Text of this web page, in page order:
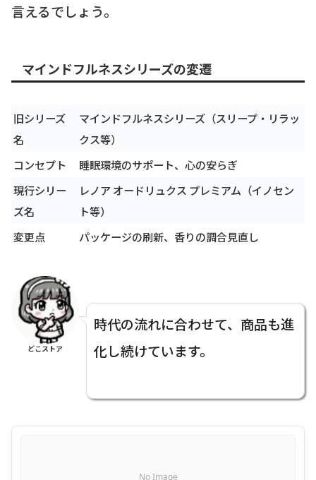
言えるでしょう。
マインドフルネスシリーズの変遷
旧シリーズ
名
マインドフルネスシリーズ（スリープ・リラッ
クス等）
コンセプト
睡眠環境のサポート、心の安らぎ
現行シリー
ズ名
レノア オードリュクス プレミアム（イノセン
ト等）
変更点
パッケージの刷新、香りの調合見直し
どこストア
時代の流れに合わせて、商品も進
化し続けています。
No Image